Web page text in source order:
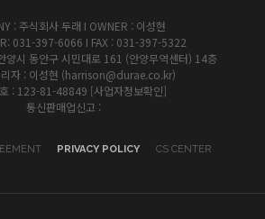
: 주식회사 두래 I OWNER : 이성현
031-397-6066 I FAX : 031-397-5322
양시 동안구 시민대로 161 (안양무역센터) 14층
리자 : 이성현 (harrison@durae.co.kr)
: 123-81-48849 [사업자정보확인]
통신판매업신고 :
PRIVACY POLICY CS CENTER